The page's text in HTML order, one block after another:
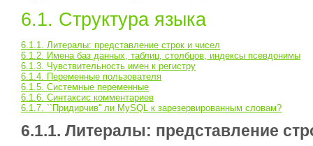
6.1. Структура языка
6.1.1. Литералы: представление строк и чисел
6.1.2. Имена баз данных, таблиц, столбцов, индексы псевдонимы
6.1.3. Чувствительность имен к регистру
6.1.4. Переменные пользователя
6.1.5. Системные переменные
6.1.6. Синтаксис комментариев
6.1.7. ``Придирчив'' ли MySQL к зарезервированным словам?
6.1.1. Литералы: представление